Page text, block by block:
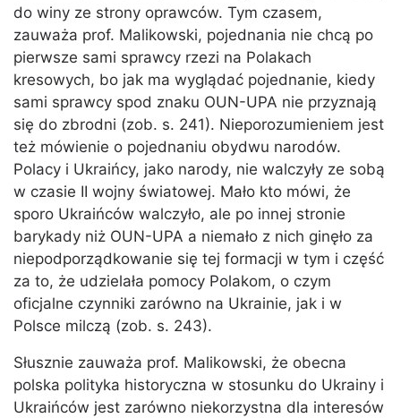
do winy ze strony oprawców. Tym czasem,
zauważa prof. Malikowski, pojednania nie chcą po
pierwsze sami sprawcy rzezi na Polakach
kresowych, bo jak ma wyglądać pojednanie, kiedy
sami sprawcy spod znaku OUN-UPA nie przyznają
się do zbrodni (zob. s. 241). Nieporozumieniem jest
też mówienie o pojednaniu obydwu narodów.
Polacy i Ukraińcy, jako narody, nie walczyły ze sobą
w czasie II wojny światowej. Mało kto mówi, że
sporo Ukraińców walczyło, ale po innej stronie
barykady niż OUN-UPA a niemało z nich ginęło za
niepodporządkowanie się tej formacji w tym i część
za to, że udzielała pomocy Polakom, o czym
oficjalne czynniki zarówno na Ukrainie, jak i w
Polsce milczą (zob. s. 243).
Słusznie zauważa prof. Malikowski, że obecna
polska polityka historyczna w stosunku do Ukrainy i
Ukraińców jest zarówno niekorzystna dla interesów